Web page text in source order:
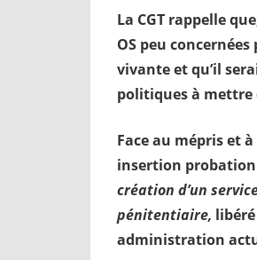
La CGT rappelle
OS peu
vivante et qu’il
politiques à
Face au mépris et
insertion probation
création d’un
pénitentiaire,
administration